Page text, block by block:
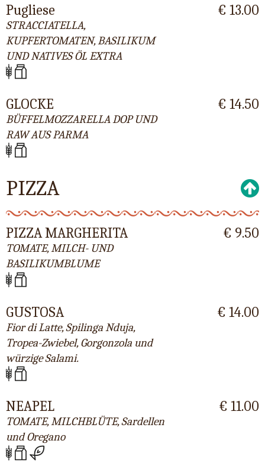
Pugliese
STRACCIATELLA,
KUPFERTOMATEN, BASILIKUM
UND NATIVES ÖL EXTRA
€ 13.00
GLOCKE
BÜFFELMOZZARELLA DOP UND
RAW AUS PARMA
€ 14.50
PIZZA
PIZZA MARGHERITA
TOMATE, MILCH- UND
BASILIKUMBLUME
€ 9.50
GUSTOSA
Fior di Latte, Spilinga Nduja,
Tropea-Zwiebel, Gorgonzola und
würzige Salami.
€ 14.00
NEAPEL
TOMATE, MILCHBLÜTE, Sardellen
und Oregano
€ 11.00